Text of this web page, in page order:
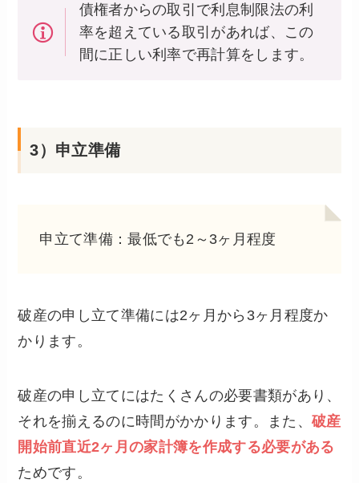
債権者からの取引で利息制限法の利
率を超えている取引があれば、この
間に正しい利率で再計算をします。
3）申立準備
申立て準備：最低でも2～3ヶ月程度
破産の申し立て準備には2ヶ月から3ヶ月程度か
かります。
破産の申し立てにはたくさんの必要書類があり、
それを揃えるのに時間がかかります。また、 破産
開始前直近2ヶ月の家計簿を作成する必要がある
ためです。